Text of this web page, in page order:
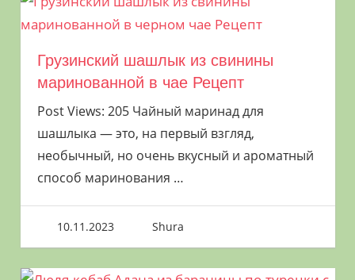
Грузинский шашлык из свинины
маринованной в чае Рецепт
Post Views: 205 Чайный маринад для
шашлыка — это, на первый взгляд,
необычный, но очень вкусный и ароматный
способ маринования …
10.11.2023 Shura